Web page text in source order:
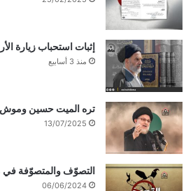
إثبات استحباب زيارة
منذ 3 أسابيع
تره الميت حسين وموش
13/07/2025
التصوّف والمتصوّفة في
06/06/2024